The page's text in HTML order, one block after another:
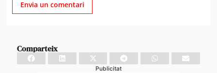
Comparteix
Publicitat